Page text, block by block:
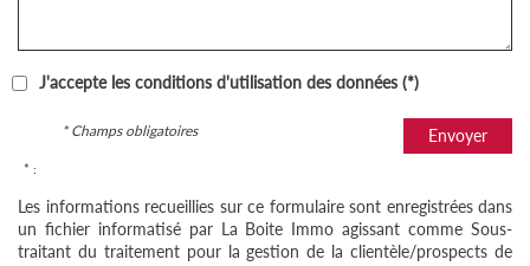
J'accepte les conditions d'utilisation des données (*)
Envoyer
* Champs obligatoires
* :
Les informations recueillies sur ce formulaire sont enregistrées dans
un fichier informatisé par La Boite Immo agissant comme Sous-
traitant du traitement pour la gestion de la clientèle/prospects de